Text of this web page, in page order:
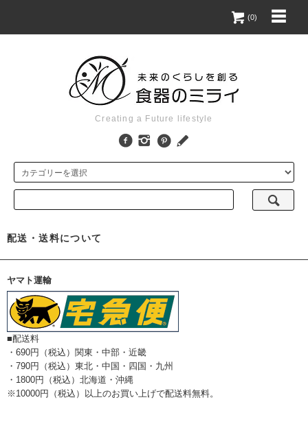
(0)
Creating a Future lifestyle
配送・送料について
ヤマト運輸
■配送料
・690円（税込）関東・中部・近畿
・790円（税込）東北・中国・四国・九州
・1800円（税込）北海道・沖縄
※10000円（税込）以上のお買い上げで配送料無料。